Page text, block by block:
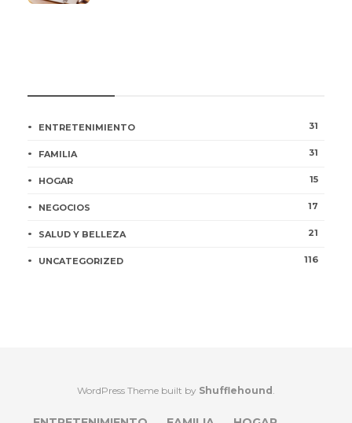
ENTRETENIMIENTO 31
FAMILIA 31
HOGAR 15
NEGOCIOS 17
SALUD Y BELLEZA 21
UNCATEGORIZED 116
WordPress Theme built by Shufflehound